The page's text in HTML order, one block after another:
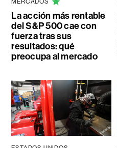
MERCADOS
La acción más rentable
del S&P 500 cae con
fuerza tras sus
resultados: qué
preocupa al mercado